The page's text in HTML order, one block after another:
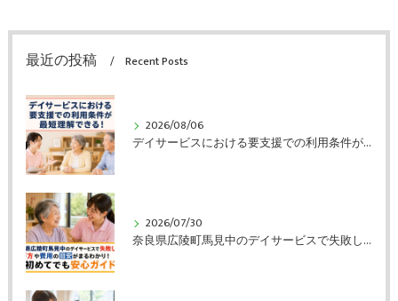
最近の投稿 Recent Posts
2026/08/06
デイサービスにおける要支援での利用条件が最短理解できる！
2026/07/30
奈良県広陵町馬見中のデイサービスで失敗しない選び方や費用の目安がまるわかり！初めてでも安心ガイド